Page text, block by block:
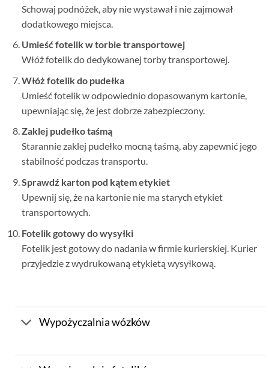
Schowaj podnóżek, aby nie wystawał i nie zajmował
dodatkowego miejsca.
Umieść fotelik w torbie transportowej
Włóż fotelik do dedykowanej torby transportowej.
Włóż fotelik do pudełka
Umieść fotelik w odpowiednio dopasowanym kartonie,
upewniając się, że jest dobrze zabezpieczony.
Zaklej pudełko taśmą
Starannie zaklej pudełko mocną taśmą, aby zapewnić jego
stabilność podczas transportu.
Sprawdź karton pod kątem etykiet
Upewnij się, że na kartonie nie ma starych etykiet
transportowych.
Fotelik gotowy do wysyłki
Fotelik jest gotowy do nadania w firmie kurierskiej. Kurier
przyjedzie z wydrukowaną etykietą wysyłkową.
Wypożyczalnia wózków